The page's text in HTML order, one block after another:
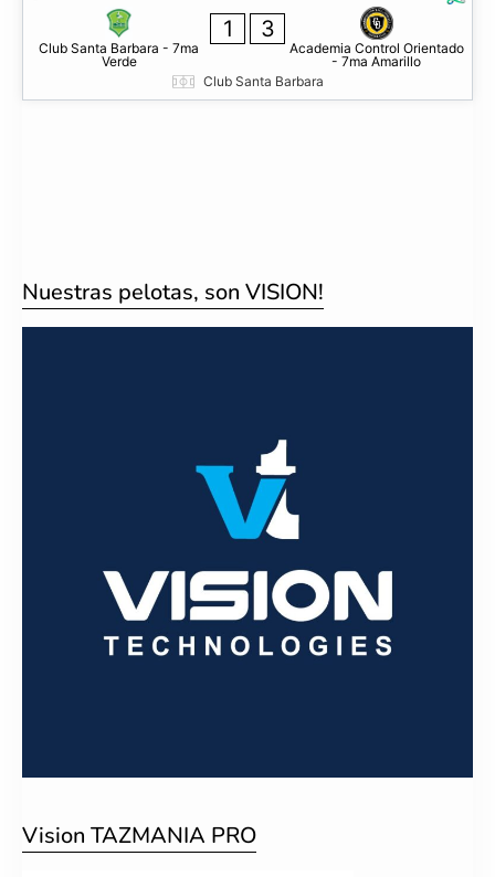
Club Santa Barbara - 7ma
Verde
1 3
Academia Control Orientado
- 7ma Amarillo
Club Santa Barbara
Nuestras pelotas, son VISION!
Vision TAZMANIA PRO